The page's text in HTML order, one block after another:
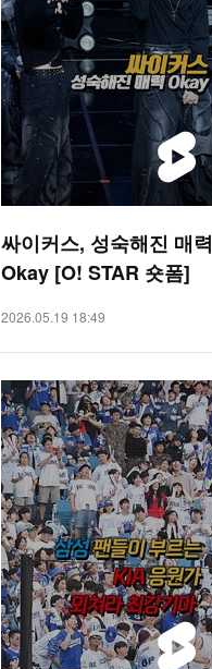
싸이커스, 성숙해진 매력
Okay [O! STAR 숏폼]
2026.05.19 18:49